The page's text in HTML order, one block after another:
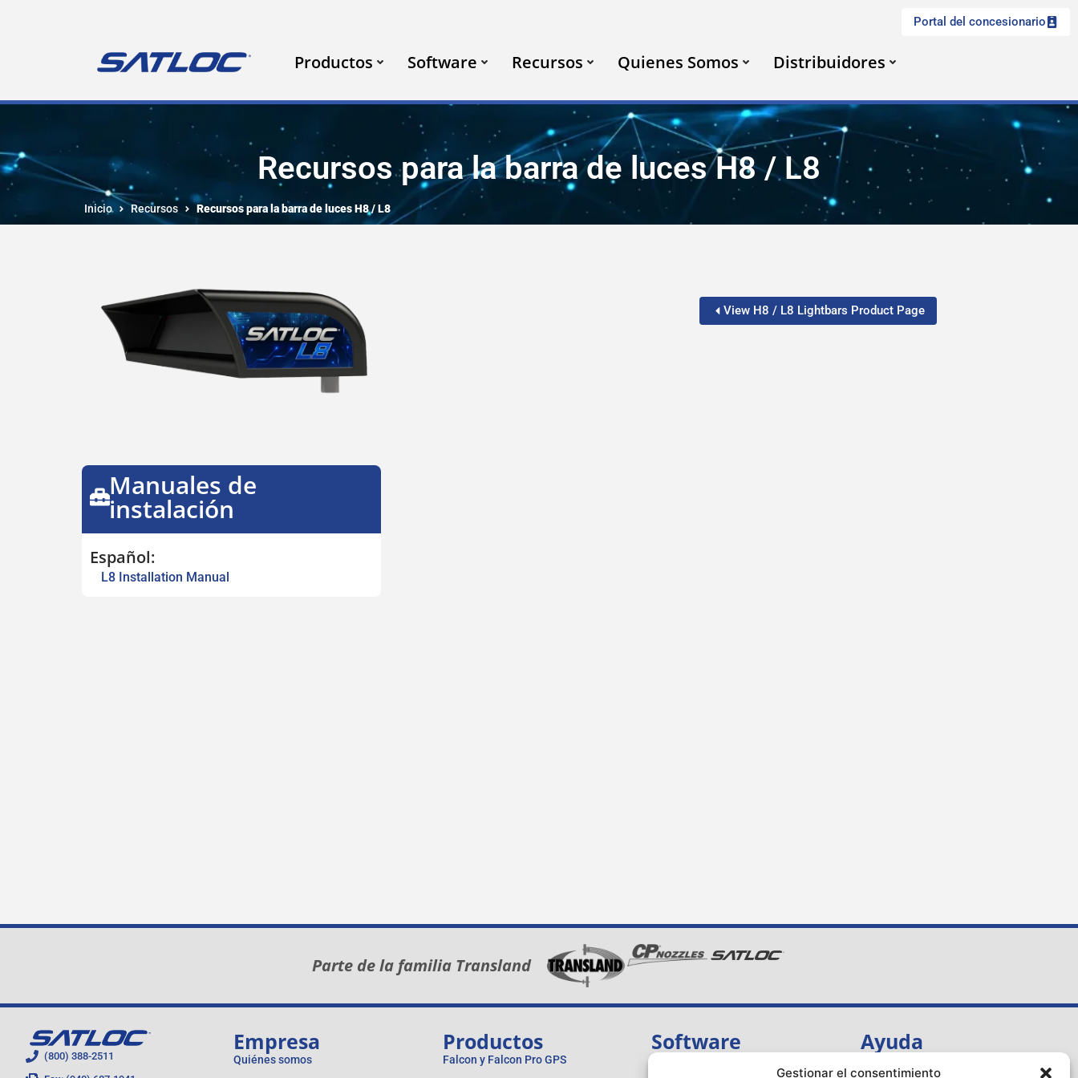
Gestionar el consentimiento
Portal del concesionario
Productos Software Recursos Quienes Somos Distribuidores
Recursos para la barra de luces H8 / L8
Inicio Recursos Recursos para la barra de luces H8 / L8
View H8 / L8 Lightbars Product Page
Manuales de
instalación
Español:
L8 Installation Manual
Parte de la familia Transland
(800) 388-2511
Empresa
Quiénes somos
Productos
Falcon y Falcon Pro GPS
Software
Nube Satloc
Ayuda